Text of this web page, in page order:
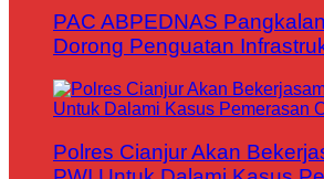
PAC ABPEDNAS
Dorong Penguatan
Polres Cianjur Akan